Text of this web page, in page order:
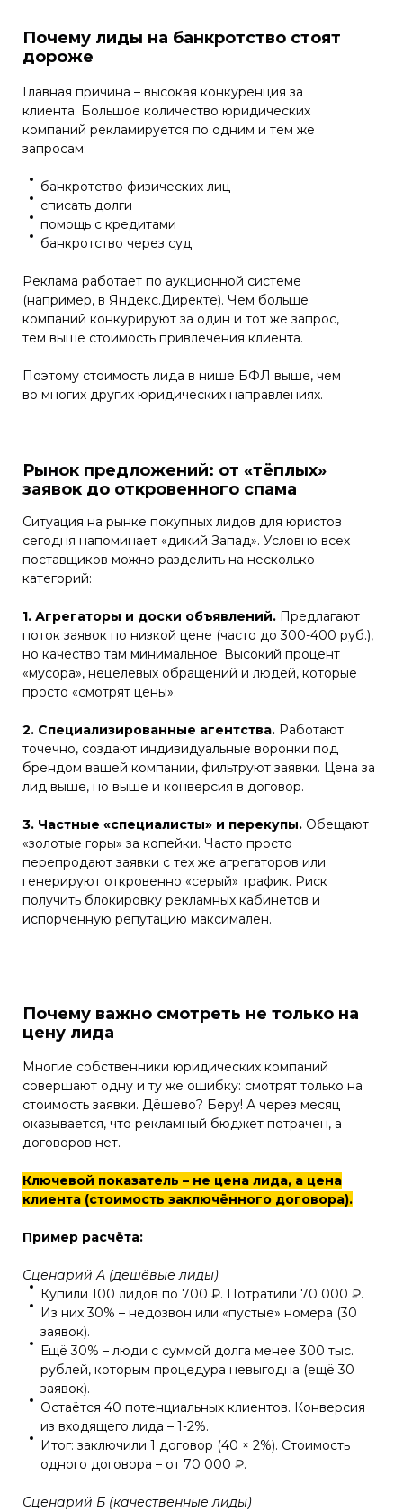
Почему важно смотреть не только на
цену лида
Рынок предложений: от «тёплых»
заявок до откровенного спама
Почему лиды на банкротство стоят
дороже
Многие собственники юридических компаний
совершают одну и ту же ошибку: смотрят только на
стоимость заявки. Дёшево? Беру! А через месяц
оказывается, что рекламный бюджет потрачен, а
договоров нет.
Ключевой показатель – не цена лида, а цена
клиента (стоимость заключённого договора).
Пример расчёта:
Сценарий А (дешёвые лиды)
Купили 100 лидов по 700 ₽. Потратили 70 000 ₽.
Из них 30% – недозвон или «пустые» номера (30
заявок).
Ещё 30% – люди с суммой долга менее 300 тыс.
рублей, которым процедура невыгодна (ещё 30
заявок).
Остаётся 40 потенциальных клиентов. Конверсия
из входящего лида – 1-2%.
Итог: заключили 1 договор (40 × 2%). Стоимость
одного договора – от 70 000 ₽.
Сценарий Б (качественные лиды)
Ситуация на рынке покупных лидов для юристов
сегодня напоминает «дикий Запад». Условно всех
поставщиков можно разделить на несколько
категорий:
1. Агрегаторы и доски объявлений. Предлагают
поток заявок по низкой цене (часто до 300-400 руб.),
но качество там минимальное. Высокий процент
«мусора», нецелевых обращений и людей, которые
просто «смотрят цены».
2. Специализированные агентства. Работают
точечно, создают индивидуальные воронки под
брендом вашей компании, фильтруют заявки. Цена за
лид выше, но выше и конверсия в договор.
3. Частные «специалисты» и перекупы. Обещают
«золотые горы» за копейки. Часто просто
перепродают заявки с тех же агрегаторов или
генерируют откровенно «серый» трафик. Риск
получить блокировку рекламных кабинетов и
испорченную репутацию максимален.
Главная причина – высокая конкуренция за
клиента. Большое количество юридических
компаний рекламируется по одним и тем же
запросам:
банкротство физических лиц
списать долги
помощь с кредитами
банкротство через суд
Реклама работает по аукционной системе
(например, в Яндекс.Директе). Чем больше
компаний конкурируют за один и тот же запрос,
тем выше стоимость привлечения клиента.
Поэтому стоимость лида в нише БФЛ выше, чем
во многих других юридических направлениях.